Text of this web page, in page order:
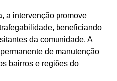
a intervenção promove
beneficiando
da comunidade. A
de manutenção
bairros e regiões do